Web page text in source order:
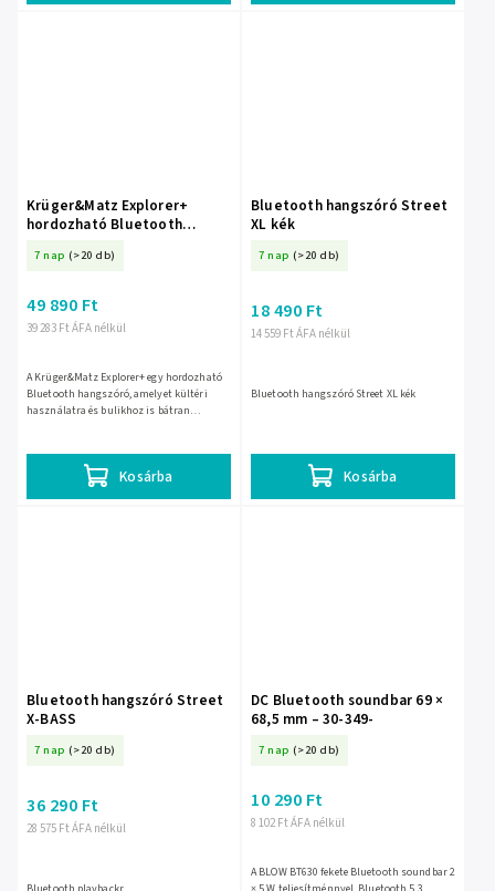
Krüger&Matz Explorer+
hordozható Bluetooth
7 nap (>20 db)
39 283 Ft ÁFA nélkül
49 890 Ft
Kosárba
A Krüger&Matz Explorer+ egy hordozható
Bluetooth hangszóró, amelyet kültéri
használatra és bulikhoz is bátran
Bluetooth hangszóró Street
XL kék
7 nap (>20 db)
14 559 Ft ÁFA nélkül
18 490 Ft
Kosárba
Bluetooth hangszóró Street XL kék
Bluetooth hangszóró Street
X-BASS
7 nap (>20 db)
28 575 Ft ÁFA nélkül
36 290 Ft
DC Bluetooth soundbar 69 ×
68,5 mm – 30-349-
7 nap (>20 db)
8 102 Ft ÁFA nélkül
10 290 Ft
A BLOW BT630 fekete Bluetooth soundbar 2